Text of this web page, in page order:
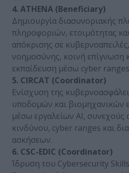
4. ATHENA (Beneficiary)
Δημιουργία διασυνοριακής
πληροφοριών, ετοιμότητας
απόκρισης σε
νοημοσύνης, κοινή επίγνωση
εκπαίδευση μέσω cyber
5. CIRCAT (Coordinator)
Ενίσχυση της
υποδομών και βιομηχανικών
μέσω εργαλείων AI, συνεχούς
κινδύνου, cyber ranges και
ασκήσεων.
6. CSC-EDIC (Coordinator)
Ίδρυση του Cybersecurity